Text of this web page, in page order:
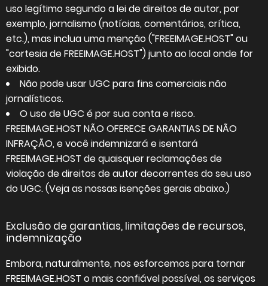
uso legítimo segundo a lei de direitos de autor, por
exemplo, jornalismo (notícias, comentários, crítica,
etc.), mas inclua uma menção ("FREEIMAGE.HOST" ou
"cortesia de FREEIMAGE.HOST") junto ao local onde for
exibido.
Não pode usar UGC para fins comerciais não
jornalísticos.
O uso de UGC é por sua conta e risco.
FREEIMAGE.HOST NÃO OFERECE GARANTIAS DE NÃO
INFRAÇÃO, e você indemnizará e isentará
FREEIMAGE.HOST de quaisquer reclamações de
violação de direitos de autor decorrentes do seu uso
do UGC. (Veja as nossas isenções gerais abaixo.)
Exclusão de garantias, limitações de recursos,
indemnização
Embora, naturalmente, nos esforcemos para tornar
FREEIMAGE.HOST o mais confiável possível, os serviços